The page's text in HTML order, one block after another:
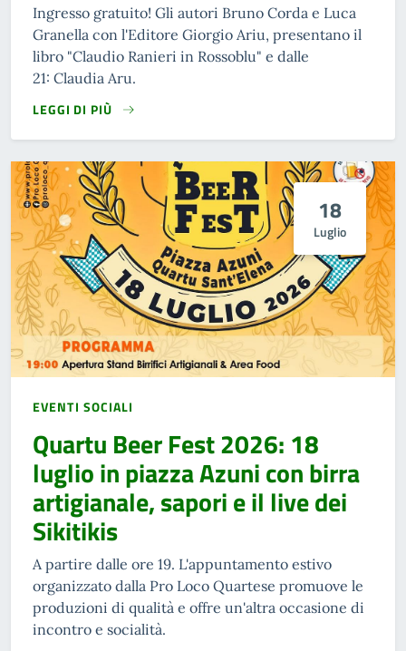
Ingresso gratuito! Gli autori Bruno Corda e Luca
Granella con l'Editore Giorgio Ariu, presentano il
libro "Claudio Ranieri in Rossoblu" e dalle
21: Claudia Aru.
LEGGI DI PIÙ
18
Luglio
EVENTI SOCIALI
Quartu Beer Fest 2026: 18
luglio in piazza Azuni con birra
artigianale, sapori e il live dei
Sikitikis
A partire dalle ore 19. L'appuntamento estivo
organizzato dalla Pro Loco Quartese promuove le
produzioni di qualità e offre un'altra occasione di
incontro e socialità.